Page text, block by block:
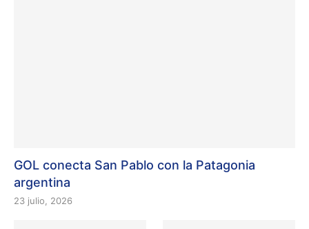
GOL conecta San Pablo con la Patagonia
argentina
23 julio, 2026